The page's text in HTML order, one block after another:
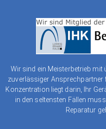
Wir sind ein Meisterbetrieb mit
zuverlässiger Ansprechpartner
Konzentration liegt darin, Ihr
in den seltensten Fällen
Reparatur